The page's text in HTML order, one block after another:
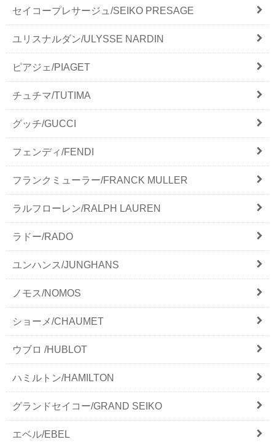
セイコープレサージュ/SEIKO PRESAGE
ユリスナルダン/ULYSSE NARDIN
ピアジェ/PIAGET
チュチマ/TUTIMA
グッチ/GUCCI
フェンディ/FENDI
フランクミューラー/FRANCK MULLER
ラルフローレン/RALPH LAUREN
ラドー/RADO
ユンハンス/JUNGHANS
ノモス/NOMOS
ショーメ/CHAUMET
ウブロ /HUBLOT
ハミルトン/HAMILTON
グランドセイコー/GRAND SEIKO
エベル/EBEL